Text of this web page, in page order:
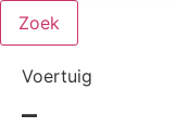
Zoek
Voertuig
—